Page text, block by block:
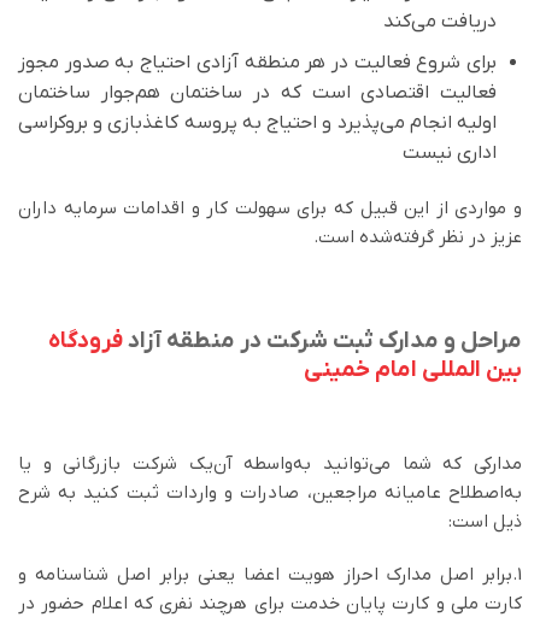
دریافت می‌کند
برای شروع فعالیت در هر منطقه آزادی احتیاج به صدور مجوز
فعالیت اقتصادی است که در ساختمان هم‌جوار ساختمان
اولیه انجام می‌پذیرد و احتیاج به پروسه کاغذبازی و بروکراسی
اداری نیست
و مواردی از این قبیل که برای سهولت کار و اقدامات سرمایه داران
عزیز در نظر گرفته‌شده است.
مراحل و مدارک ثبت شرکت در منطقه آزادفرودگاه
بین المللی امام خمینی
مدارکی که شما می‌توانید به‌واسطه آن‌یک شرکت بازرگانی و یا
به‌اصطلاح عامیانه مراجعین، صادرات و واردات ثبت کنید به شرح
ذیل است:
1.برابر اصل مدارک احراز هویت اعضا یعنی برابر اصل شناسنامه و
کارت ملی و کارت پایان خدمت برای هرچند نفری که اعلام حضور در